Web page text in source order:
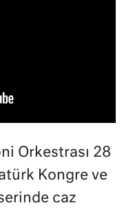
Orkestrası 28
Kongre ve
caz